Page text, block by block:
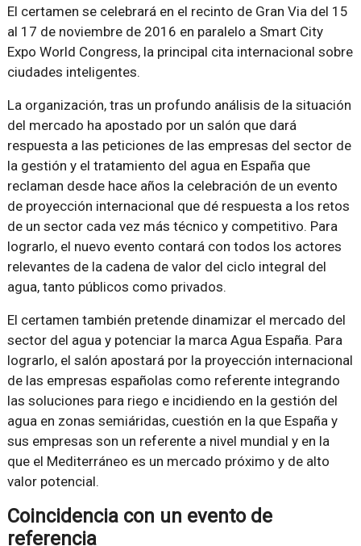
El certamen se celebrará en el recinto de Gran Via del 15
al 17 de noviembre de 2016 en paralelo a Smart City
Expo World Congress, la principal cita internacional sobre
ciudades inteligentes.
La organización, tras un profundo análisis de la situación
del mercado ha apostado por un salón que dará
respuesta a las peticiones de las empresas del sector de
la gestión y el tratamiento del agua en España que
reclaman desde hace años la celebración de un evento
de proyección internacional que dé respuesta a los retos
de un sector cada vez más técnico y competitivo. Para
lograrlo, el nuevo evento contará con todos los actores
relevantes de la cadena de valor del ciclo integral del
agua, tanto públicos como privados.
El certamen también pretende dinamizar el mercado del
sector del agua y potenciar la marca Agua España. Para
lograrlo, el salón apostará por la proyección internacional
de las empresas españolas como referente integrando
las soluciones para riego e incidiendo en la gestión del
agua en zonas semiáridas, cuestión en la que España y
sus empresas son un referente a nivel mundial y en la
que el Mediterráneo es un mercado próximo y de alto
valor potencial.
Coincidencia con un evento de
referencia